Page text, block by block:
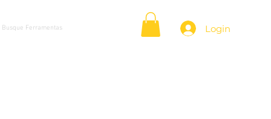
Login